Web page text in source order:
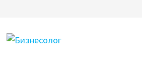
содержимому